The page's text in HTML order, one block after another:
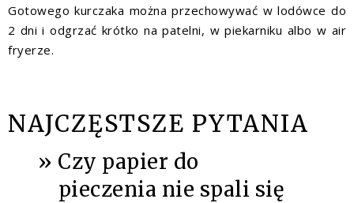
Gotowego kurczaka można przechowywać w lodówce do
2 dni i odgrzać krótko na patelni, w piekarniku albo w air
fryerze.
NAJCZĘSTSZE PYTANIA
Czy papier do
pieczenia nie spali się